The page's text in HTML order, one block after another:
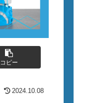
コピー
2024.10.08